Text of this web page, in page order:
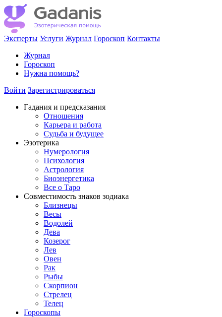
Эксперты Услуги Журнал Гороскоп Контакты
Журнал
Гороскоп
Нужна помощь?
Войти Зарегистрироваться
Гадания и предсказания
Отношения
Карьера и работа
Cудьба и будущее
Эзотерика
Нумерология
Психология
Астрология
Биоэнергетика
Все о Таро
Совместимость знаков зодиака
Близнецы
Весы
Водолей
Дева
Козерог
Лев
Овен
Рак
Рыбы
Скорпион
Стрелец
Телец
Гороскопы